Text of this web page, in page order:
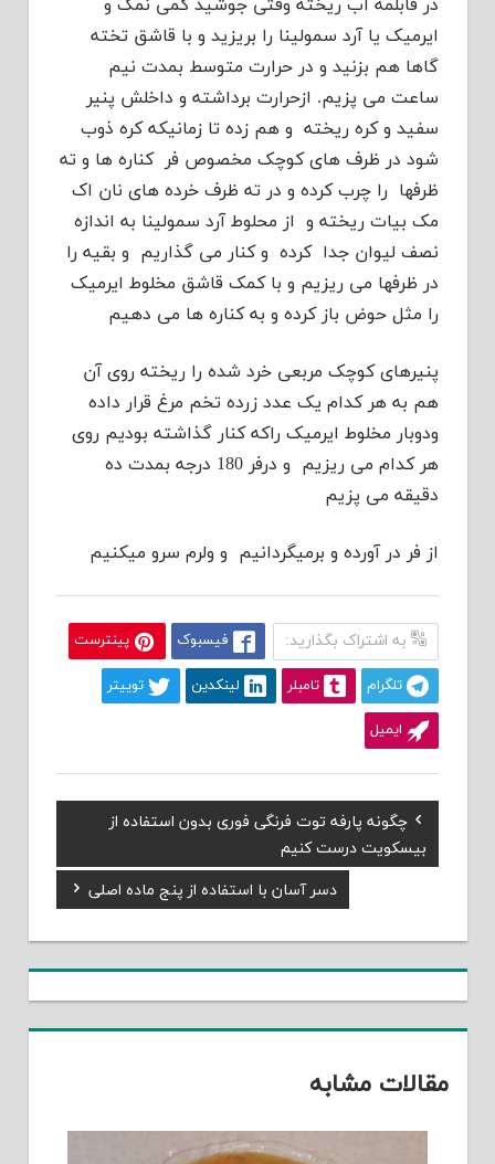
در قابلمه آب ریخته وقتی جوشید کمی نمک و
ایرمیک یا آرد سمولینا را بریزید و با قاشق تخته
گاها هم بزنید و در حرارت متوسط بمدت نیم
ساعت می پزیم. ازحرارت برداشته و داخلش پنیر
سفید و کره ریخته و هم زده تا زمانیکه کره ذوب
شود در ظرف های کوچک مخصوص فر کناره ها و ته
ظرفها را چرب کرده و در ته ظرف خرده های نان اک
مک بیات ریخته و از محلوط آرد سمولینا به اندازه
نصف لیوان جدا کرده و کنار می گذاریم و بقیه را
در ظرفها می ریزیم و با کمک قاشق مخلوط ایرمیک
را مثل حوض باز کرده و به کناره ها می دهیم
پنیرهای کوچک مربعی خرد شده را ریخته روی آن
هم به هر کدام یک عدد زرده تخم مرغ قرار داده
ودوبار مخلوط ایرمیک راکه کنار گذاشته بودیم روی
هر کدام می ریزیم و درفر 180 درجه بمدت ده
دقیقه می پزیم
از فر در آورده و برمیگردانیم و ولرم سرو میکنیم
به اشتراک بگذارید: فیسبوک پینترست
تلگرام تامبلر لینکدین توییتر
ایمیل
راهبری
Previous
Post:
چگونه پارفه توت فرنگی فوری بدون استفاده از
بیسکویت درست کنیم
Next
Post:
دسر آسان با استفاده از پنج ماده اصلی
مقالات مشابه